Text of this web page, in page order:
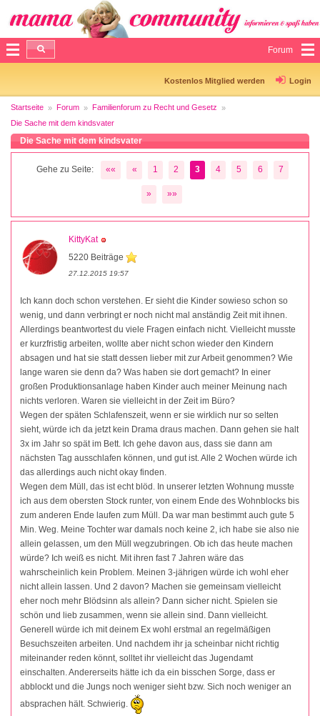
Forum
Kostenlos Mitglied werden Login
Startseite Forum
Familienforum zu Recht und Gesetz
Die Sache mit dem kindsvater
Die Sache mit dem kindsvater
Gehe zu Seite: «« « 1 2 3 4 5 6 7
» »»
KittyKat
5220 Beiträge
27.12.2015 19:57
Ich kann doch schon verstehen. Er sieht die Kinder sowieso schon so
wenig, und dann verbringt er noch nicht mal anständig Zeit mit ihnen.
Allerdings beantwortest du viele Fragen einfach nicht. Vielleicht musste
er kurzfristig arbeiten, wollte aber nicht schon wieder den Kindern
absagen und hat sie statt dessen lieber mit zur Arbeit genommen? Wie
lange waren sie denn da? Was haben sie dort gemacht? In einer
großen Produktionsanlage haben Kinder auch meiner Meinung nach
nichts verloren. Waren sie vielleicht in der Zeit im Büro?
Wegen der späten Schlafenszeit, wenn er sie wirklich nur so selten
sieht, würde ich da jetzt kein Drama draus machen. Dann gehen sie halt
3x im Jahr so spät im Bett. Ich gehe davon aus, dass sie dann am
nächsten Tag ausschlafen können, und gut ist. Alle 2 Wochen würde ich
das allerdings auch nicht okay finden.
Wegen dem Müll, das ist echt blöd. In unserer letzten Wohnung musste
ich aus dem obersten Stock runter, von einem Ende des Wohnblocks bis
zum anderen Ende laufen zum Müll. Da war man bestimmt auch gute 5
Min. Weg. Meine Tochter war damals noch keine 2, ich habe sie also nie
allein gelassen, um den Müll wegzubringen. Ob ich das heute machen
würde? Ich weiß es nicht. Mit ihren fast 7 Jahren wäre das
wahrscheinlich kein Problem. Meinen 3-jährigen würde ich wohl eher
nicht allein lassen. Und 2 davon? Machen sie gemeinsam vielleicht
eher noch mehr Blödsinn als allein? Dann sicher nicht. Spielen sie
schön und lieb zusammen, wenn sie allein sind. Dann vielleicht.
Generell würde ich mit deinem Ex wohl erstmal an regelmäßigen
Besuchszeiten arbeiten. Und nachdem ihr ja scheinbar nicht richtig
miteinander reden könnt, solltet ihr vielleicht das Jugendamt
einschalten. Andererseits hätte ich da ein bisschen Sorge, dass er
abblockt und die Jungs noch weniger sieht bzw. Sich noch weniger an
absprachen hält. Schwierig.